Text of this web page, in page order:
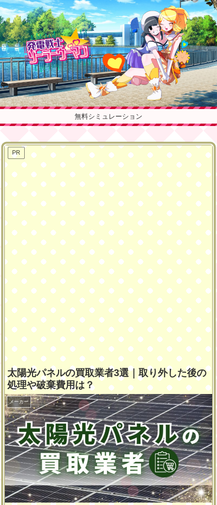
無料シミュレーション
PR
太陽光パネルの買取業者3選｜取り外した後の
処理や破棄費用は？
メーカー